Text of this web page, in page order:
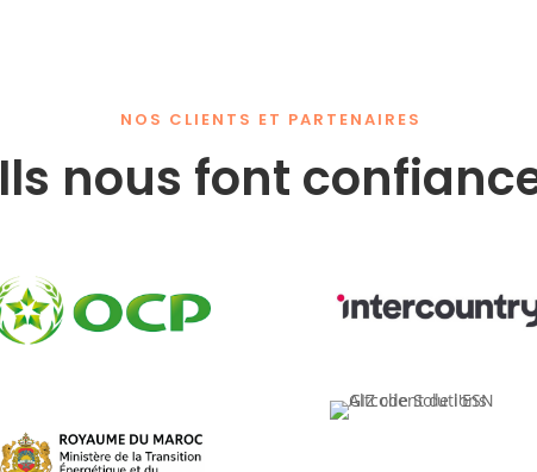
NOS CLIENTS ET PARTENAIRES
Ils nous font